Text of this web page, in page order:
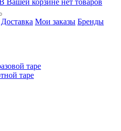
Вашей корзине нет товаров
Доставка Мои заказы Бренды
таре
таре